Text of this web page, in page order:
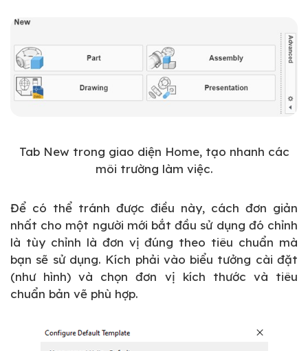
Tab New trong giao diện Home, tạo nhanh các
môi trường làm việc.
Để có thể tránh được điều này, cách đơn giản
nhất cho một người mới bắt đầu sử dụng đó chỉnh
là tùy chỉnh là đơn vị đúng theo tiêu chuẩn mà
bạn sẽ sử dụng. Kích phải vào biểu tưởng cài đặt
(như hình) và chọn đơn vị kích thước và tiêu
chuẩn bản vẽ phù hợp.